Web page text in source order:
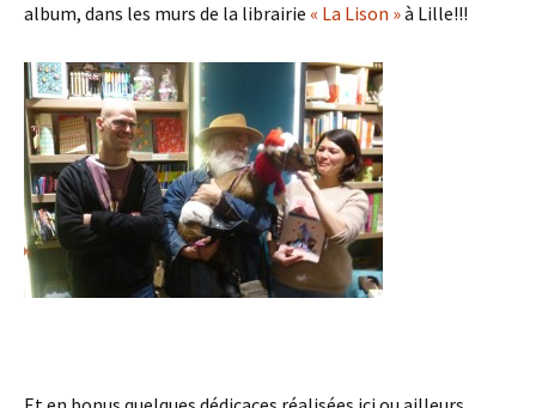
album, dans les murs de la librairie « La Lison »à Lille!!!